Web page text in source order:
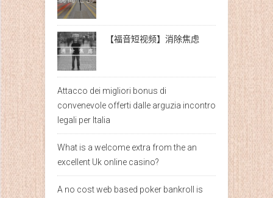
【福音短视频】消除焦虑
Attacco dei migliori bonus di
convenevole offerti dalle arguzia incontro
legali per Italia
What is a welcome extra from the an
excellent Uk online casino?
A no cost web based poker bankroll is